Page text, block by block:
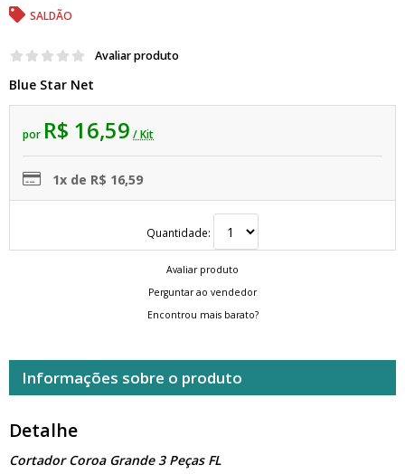
SALDÃO
Avaliar produto
Blue Star Net
por R$ 16,59 / Kit
1x de R$ 16,59
Quantidade:
Avaliar produto
Perguntar ao vendedor
Encontrou mais barato?
Informações sobre o produto
Detalhe
Cortador Coroa Grande 3 Peças FL